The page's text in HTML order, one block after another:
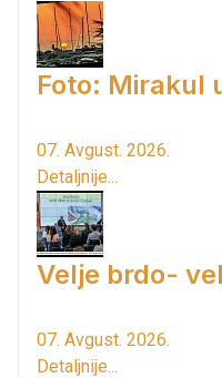
Foto: Mirakul
07. Avgust. 2026.
Detaljnije...
Velje brdo-
07. Avgust. 2026.
Detaljnije...